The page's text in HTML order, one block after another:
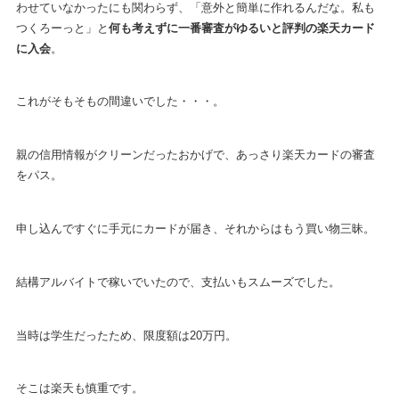
わせていなかったにも関わらず、「意外と簡単に作れるんだな。私も
つくろーっと」と 何も考えずに一番審査がゆるいと評判の楽天カード
に入会。
これがそもそもの間違いでした・・・。
親の信用情報がクリーンだったおかげで、あっさり楽天カードの審査
をパス。
申し込んですぐに手元にカードが届き、それからはもう買い物三昧。
結構アルバイトで稼いでいたので、支払いもスムーズでした。
当時は学生だったため、限度額は20万円。
そこは楽天も慎重です。